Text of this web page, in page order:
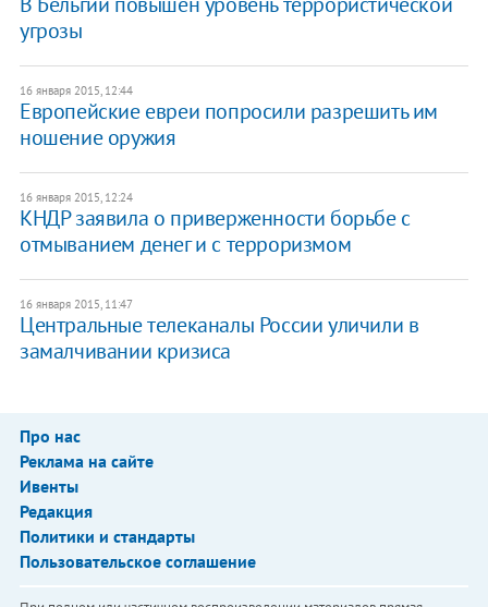
угрозы
16 января 2015, 12:44
Европейские евреи попросили разрешить им
ношение оружия
16 января 2015, 12:24
КНДР заявила о приверженности борьбе с
отмыванием денег и с терроризмом
16 января 2015, 11:47
Центральные телеканалы России уличили в
замалчивании кризиса
Про нас
Реклама на сайте
Ивенты
Редакция
Политики и стандарты
Пользовательское соглашение